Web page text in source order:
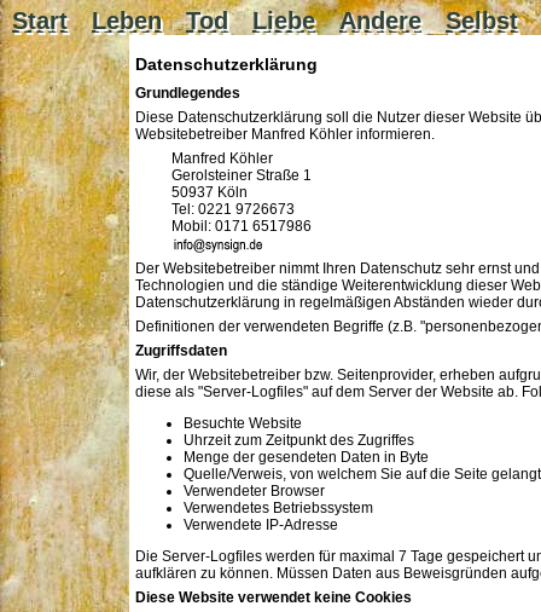
Start Leben Tod Liebe Andere Selbst
Datenschutzerklärung
Grundlegendes
Diese Datenschutzerklärung soll die Nutzer dieser Website
Websitebetreiber Manfred Köhler informieren.
Manfred Köhler
Gerolsteiner Straße 1
50937 Köln
Tel: 0221 9726673
Mobil: 0171 6517986
Der Websitebetreiber nimmt Ihren Datenschutz sehr ernst
Technologien und die ständige Weiterentwicklung dieser
Datenschutzerklärung in regelmäßigen Abständen wieder
Definitionen der verwendeten Begriffe (z.B.
Zugriffsdaten
Wir, der Websitebetreiber bzw. Seitenprovider, erheben
diese als "Server-Logfiles" auf dem Server der Website ab.
Besuchte Website
Uhrzeit zum Zeitpunkt des Zugriffes
Menge der gesendeten Daten in Byte
Quelle/Verweis, von welchem Sie auf die Seite
Verwendeter Browser
Verwendetes Betriebssystem
Verwendete IP-Adresse
Die Server-Logfiles werden für maximal 7 Tage gespeichert
aufklären zu können. Müssen Daten aus Beweisgründen
Diese Website verwendet keine Cookies